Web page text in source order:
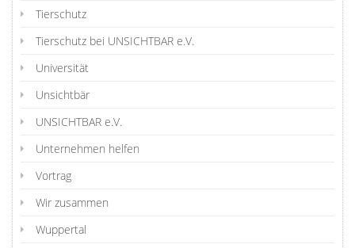
Tierschutz
Tierschutz bei UNSICHTBAR e.V.
Universität
Unsichtbär
UNSICHTBAR e.V.
Unternehmen helfen
Vortrag
Wir zusammen
Wuppertal